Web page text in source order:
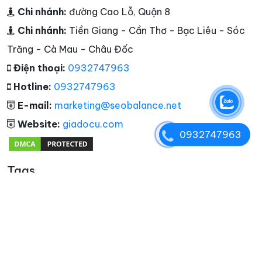
Chi nhánh: đường Cao Lỗ, Quận 8
Chi nhánh: Tiền Giang - Cần Thơ - Bạc Liêu - Sóc
Trăng - Cà Mau - Châu Đốc
Điện thoại: 0932747963
Hotline: 0932747963
E-mail: marketing@seobalance.net
Website: giadocu.com
Tags
0932747963